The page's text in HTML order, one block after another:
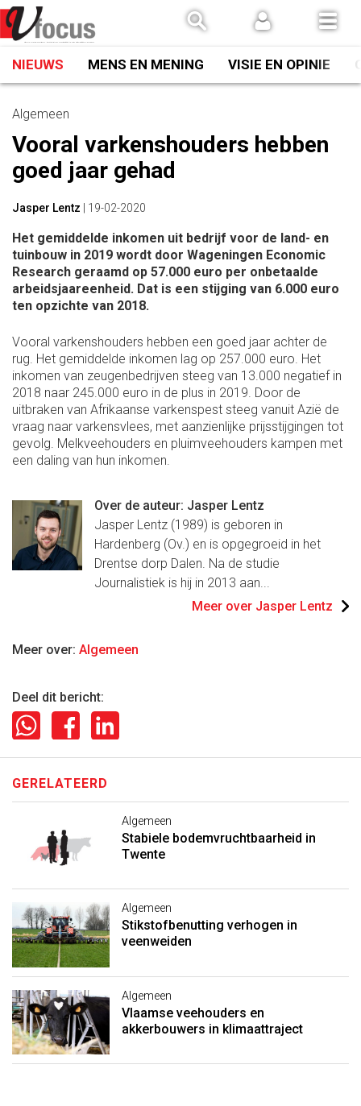
Spring
naar
inhoud
NIEUWS MENS EN MENING VISIE EN OPINIE
Algemeen
Vooral varkenshouders hebben
goed jaar gehad
Jasper Lentz 19-02-2020
Het gemiddelde inkomen uit bedrijf voor de land- en
tuinbouw in 2019 wordt door Wageningen Economic
Research geraamd op 57.000 euro per onbetaalde
arbeidsjaareenheid. Dat is een stijging van 6.000 euro
ten opzichte van 2018.
Vooral varkenshouders hebben een goed jaar achter de
rug. Het gemiddelde inkomen lag op 257.000 euro. Het
inkomen van zeugenbedrijven steeg van 13.000 negatief in
2018 naar 245.000 euro in de plus in 2019. Door de
uitbraken van Afrikaanse varkenspest steeg vanuit Azië de
vraag naar varkensvlees, met aanzienlijke prijsstijgingen tot
gevolg. Melkveehouders en pluimveehouders kampen met
een daling van hun inkomen.
Over de auteur: Jasper Lentz
Jasper Lentz (1989) is geboren in
Hardenberg (Ov.) en is opgegroeid in het
Drentse dorp Dalen. Na de studie
Journalistiek is hij in 2013 aan...
Meer over Jasper Lentz
Meer over: Algemeen
Deel dit bericht:
GERELATEERD
Algemeen
Stabiele bodemvruchtbaarheid in
Twente
Algemeen
Stikstofbenutting verhogen in
veenweiden
Algemeen
Vlaamse veehouders en
akkerbouwers in klimaattraject